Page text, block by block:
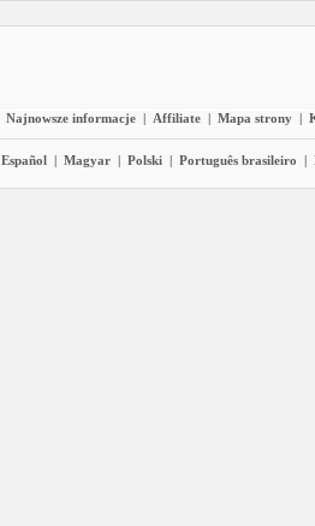
Najnowsze informacje | Affiliate | Mapa strony |
Español | Magyar | Polski | Português brasileiro |